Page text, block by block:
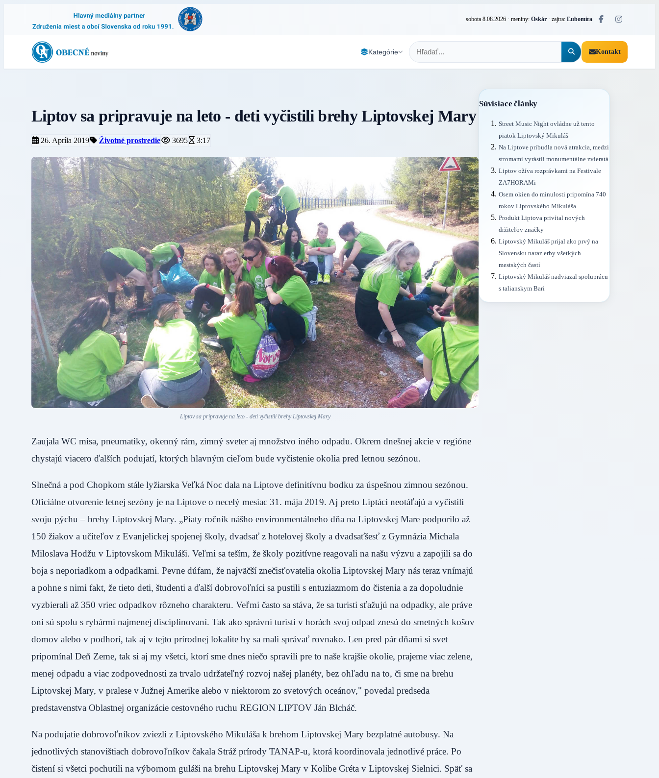
sobota 8.08.2026 · meniny: Oskár · zajtra: Ľubomíra
Kategórie Kontakt
Liptov sa pripravuje na leto - deti vyčistili brehy Liptovskej Mary
26. Apríla 2019 Životné prostredie 3695 3:17
Liptov sa pripravuje na leto - deti vyčistili brehy Liptovskej Mary
Zaujala WC misa, pneumatiky, okenný rám, zimný sveter aj množstvo iného odpadu. Okrem dnešnej akcie v regióne
chystajú viacero ďalších podujatí, ktorých hlavným cieľom bude vyčistenie okolia pred letnou sezónou.
Slnečná a pod Chopkom stále lyžiarska Veľká Noc dala na Liptove definitívnu bodku za úspešnou zimnou sezónou.
Oficiálne otvorenie letnej sezóny je na Liptove o necelý mesiac 31. mája 2019. Aj preto Liptáci neotáľajú a vyčistili
svoju pýchu – brehy Liptovskej Mary. „Piaty ročník nášho environmentálneho dňa na Liptovskej Mare podporilo až
150 žiakov a učiteľov z Evanjelickej spojenej školy, dvadsať z hotelovej školy a dvadsaťšesť z Gymnázia Michala
Miloslava Hodžu v Liptovskom Mikuláši. Veľmi sa teším, že školy pozitívne reagovali na našu výzvu a zapojili sa do
boja s neporiadkom a odpadkami. Pevne dúfam, že najväčší znečisťovatelia okolia Liptovskej Mary nás teraz vnímajú
a pohne s nimi fakt, že tieto deti, študenti a ďalší dobrovoľníci sa pustili s entuziazmom do čistenia a za dopoludnie
vyzbierali až 350 vriec odpadkov rôzneho charakteru. Veľmi často sa stáva, že sa turisti sťažujú na odpadky, ale práve
oni sú spolu s rybármi najmenej disciplinovaní. Tak ako správni turisti v horách svoj odpad znesú do smetných košov
domov alebo v podhorí, tak aj v tejto prírodnej lokalite by sa mali správať rovnako. Len pred pár dňami si svet
pripomínal Deň Zeme, tak si aj my všetci, ktorí sme dnes niečo spravili pre to naše krajšie okolie, prajeme viac zelene,
menej odpadu a viac zodpovednosti za trvalo udržateľný rozvoj našej planéty, bez ohľadu na to, či sme na brehu
Liptovskej Mary, v pralese v Južnej Amerike alebo v niektorom zo svetových oceánov," povedal predseda
predstavenstva Oblastnej organizácie cestovného ruchu REGION LIPTOV Ján Blcháč.
Na podujatie dobrovoľníkov zviezli z Liptovského Mikuláša k brehom Liptovskej Mary bezplatné autobusy. Na
jednotlivých stanovištiach dobrovoľníkov čakala Stráž prírody TANAP-u, ktorá koordinovala jednotlivé práce. Po
čistení si všetci pochutili na výbornom guláši na brehu Liptovskej Mary v Kolibe Gréta v Liptovskej Sielnici. Späť sa
Súvisiace články
Street Music Night ovládne už tento
piatok Liptovský Mikuláš
Na Liptove pribudla nová atrakcia, medzi
stromami vyrástli monumentálne zvieratá
Liptov ožíva rozprávkami na Festivale
ZA7HORAMi
Osem okien do minulosti pripomína 740
rokov Liptovského Mikuláša
Produkt Liptova privítal nových
držiteľov značky
Liptovský Mikuláš prijal ako prvý na
Slovensku naraz erby všetkých
mestských častí
Liptovský Mikuláš nadviazal spoluprácu
s talianskym Bari